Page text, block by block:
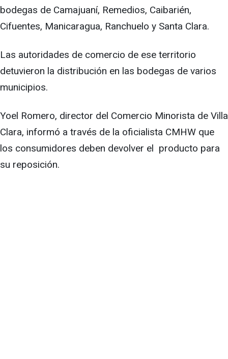
bodegas de Camajuaní, Remedios, Caibarién,
Cifuentes, Manicaragua, Ranchuelo y Santa Clara.
Las autoridades de comercio de ese territorio
detuvieron la distribución en las bodegas de varios
municipios.
Yoel Romero, director del Comercio Minorista de Villa
Clara, informó a través de la oficialista CMHW que
los consumidores deben devolver el producto para
su reposición.